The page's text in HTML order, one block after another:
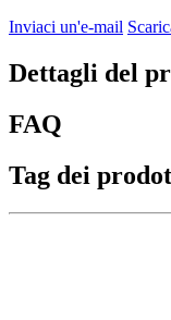
Inviaci un'e-mail
Dettagli del
FAQ
Tag dei